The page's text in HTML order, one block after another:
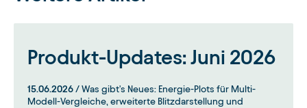
Produkt-Updates: Juni 2026
15.06.2026 / Was gibt's Neues: Energie-Plots für Multi-
Modell-Vergleiche, erweiterte Blitzdarstellung und